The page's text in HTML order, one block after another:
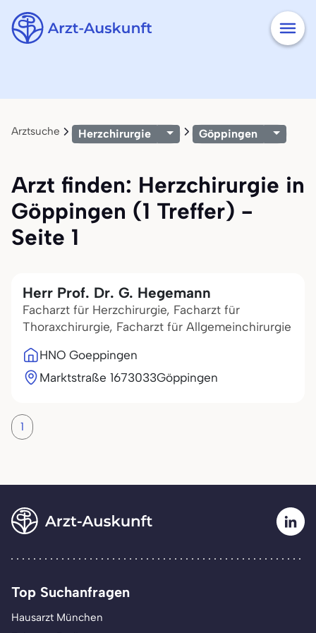
Arztsuche Herzchirurgie Göppingen
Arzt finden: Herzchirurgie in
Göppingen (1 Treffer) -
Seite 1
Herr Prof. Dr. G. Hegemann
Facharzt für Herzchirurgie, Facharzt für
Thoraxchirurgie, Facharzt für Allgemeinchirurgie
HNO Goeppingen
Marktstraße 1673033Göppingen
1
Top Suchanfragen
Hausarzt München